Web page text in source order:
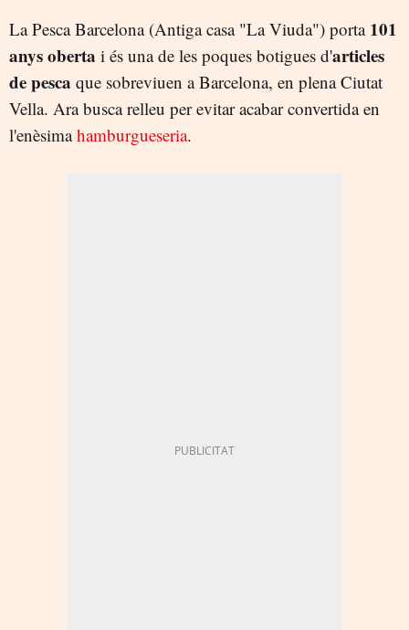
La Pesca Barcelona (Antiga casa "La Viuda") porta 101
anys oberta i és una de les poques botigues d'articles
de pesca que sobreviuen a Barcelona, en plena Ciutat
Vella. Ara busca relleu per evitar acabar convertida en
l'enèsimahamburgueseria.